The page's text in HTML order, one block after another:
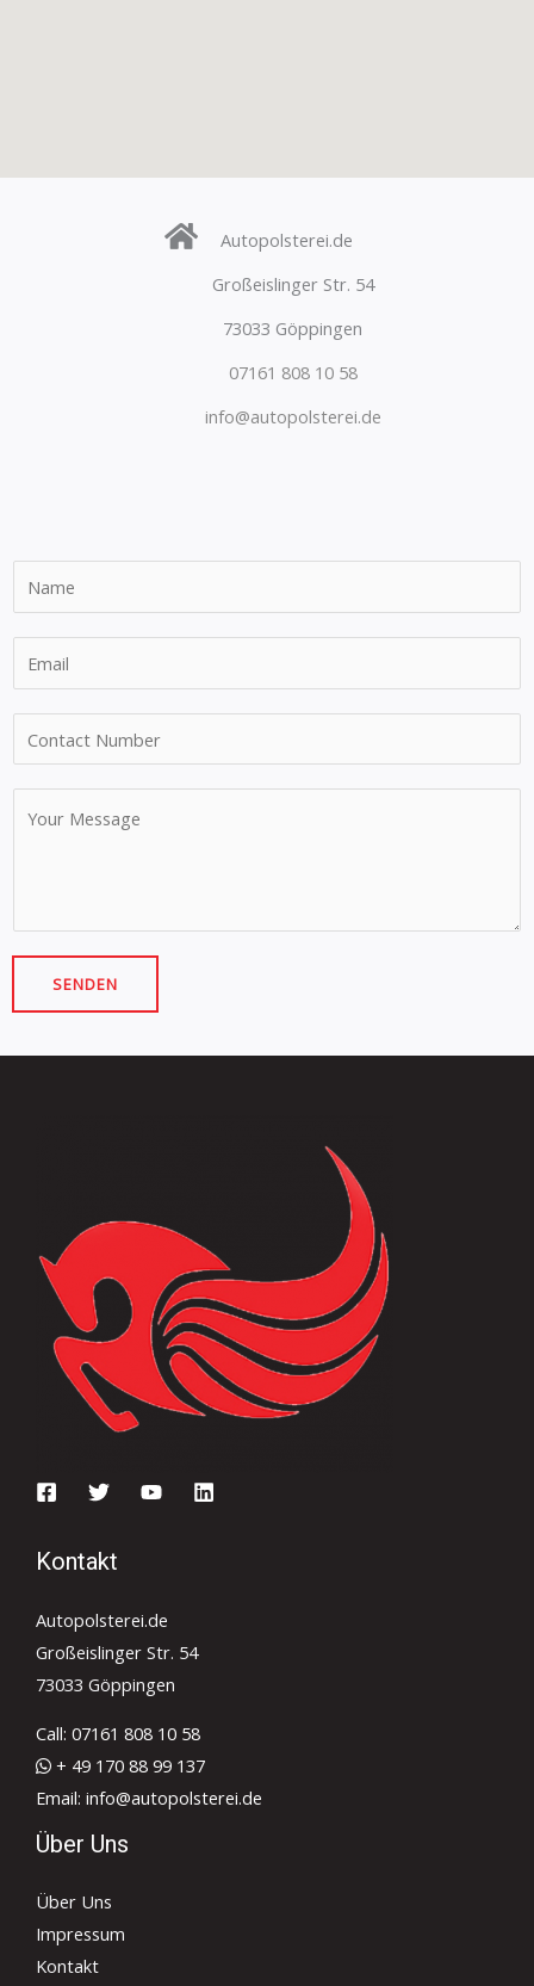
Autopolsterei.de
Großeislinger Str. 54
73033 Göppingen
07161 808 10 58
info@autopolsterei.de
SENDEN
Kontakt
Autopolsterei.de
Großeislinger Str. 54
73033 Göppingen
Call: 07161 808 10 58
+ 49 170 88 99 137
Email: info@autopolsterei.de
Über Uns
Über Uns
Impressum
Kontakt